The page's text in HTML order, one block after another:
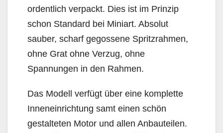
ordentlich verpackt. Dies ist im Prinzip
schon Standard bei Miniart. Absolut
sauber, scharf gegossene Spritzrahmen,
ohne Grat ohne Verzug, ohne
Spannungen in den Rahmen.
Das Modell verfügt über eine komplette
Inneneinrichtung samt einen schön
gestalteten Motor und allen Anbauteilen.